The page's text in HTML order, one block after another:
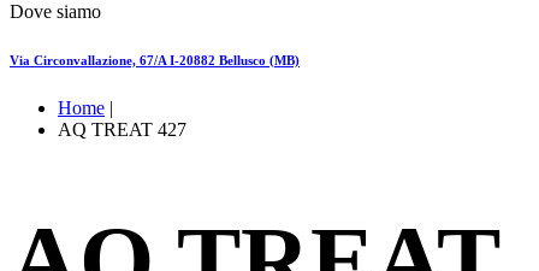
Dove siamo
Via Circonvallazione, 67/A I-20882 Bellusco (MB)
Home |
AQ TREAT 427